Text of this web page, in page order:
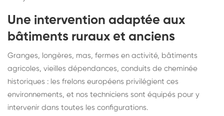
Une intervention adaptée aux
bâtiments ruraux et anciens
Granges, longères, mas, fermes en activité, bâtiments
agricoles, vieilles dépendances, conduits de cheminée
historiques : les frelons européens privilégient ces
environnements, et nos techniciens sont équipés pour y
intervenir dans toutes les configurations.